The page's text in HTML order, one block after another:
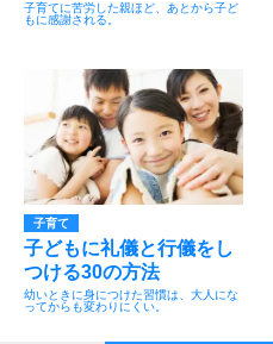
子育てに苦労した親ほど、あとから子ど
もに感謝される。
子育て
子どもに礼儀と行儀をし
つける30の方法
幼いときに身につけた習慣は、大人にな
ってからも変わりにくい。